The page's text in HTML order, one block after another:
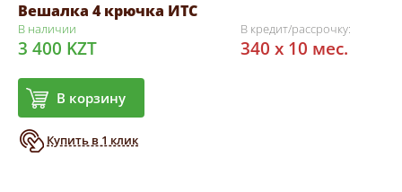
Вешалка 4 крючка ИТС
В наличии
3 400 KZT
В корзину
Купить в 1 клик
В кредит/рассрочку:
340 x 10 мес.